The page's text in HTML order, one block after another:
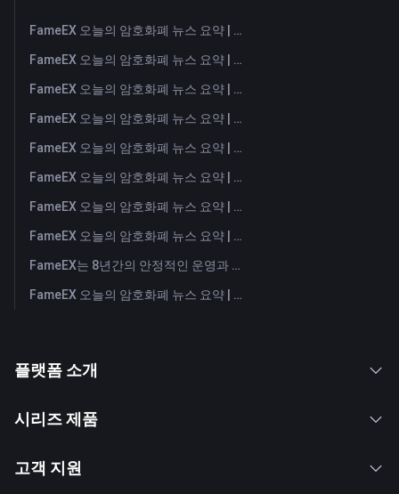
FameEX 오늘의 암호화폐 뉴스 요약 | 2026년 8월 7일
FameEX 오늘의 암호화폐 뉴스 요약 | 2026년 8월 6일
FameEX 오늘의 암호화폐 뉴스 요약 | 2026년 8월 5일
FameEX 오늘의 암호화폐 뉴스 요약 | 2026년 8월 4일
FameEX 오늘의 암호화폐 뉴스 요약 | 2026년 8월 3일
FameEX 오늘의 암호화폐 뉴스 요약 | 2026년 7월 31일
FameEX 오늘의 암호화폐 뉴스 요약 | 2026년 7월 30일
FameEX 오늘의 암호화폐 뉴스 요약 | 2026년 7월 29일
FameEX는 8년간의 안정적인 운영과 글로벌 성장을 통해 사용자 신뢰를 더욱 강화했습니다
FameEX 오늘의 암호화폐 뉴스 요약 | 2026년 7월 28일
플랫폼 소개
시리즈 제품
고객 지원